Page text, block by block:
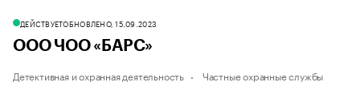
ДЕЙСТВУЕТОБНОВЛЕНО, 15.09.2023
ООО ЧОО «БАРС»
Детективная и охранная деятельность Частные охранные службы